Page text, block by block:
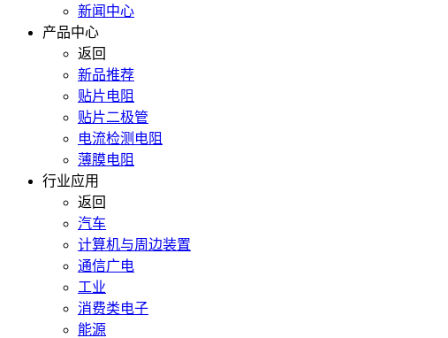
新闻中心
产品中心
返回
新品推荐
贴片电阻
贴片二极管
电流检测电阻
薄膜电阻
行业应用
返回
汽车
计算机与周边装置
通信广电
工业
消费类电子
能源